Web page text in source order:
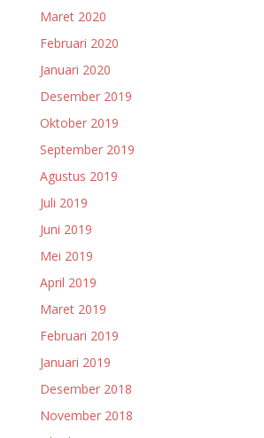
Maret 2020
Februari 2020
Januari 2020
Desember 2019
Oktober 2019
September 2019
Agustus 2019
Juli 2019
Juni 2019
Mei 2019
April 2019
Maret 2019
Februari 2019
Januari 2019
Desember 2018
November 2018